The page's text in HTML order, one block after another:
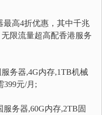
最高4折优惠，其中千兆
限流量超高配香港服务
务器,4G内存,1TB机械
399元/月;
服务器,60G内存,2TB固